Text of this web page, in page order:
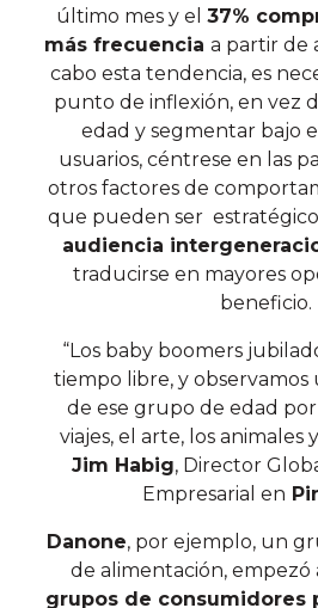
último mes y el 37%
más frecuencia a partir de
cabo esta tendencia, es
punto de inflexión, en vez
edad y segmentar bajo
usuarios, céntrese en las
otros factores de
que pueden ser
audiencia
traducirse en mayores
beneficio.
“Los baby boomers
tiempo libre, y observamos
de ese grupo de edad
viajes, el arte, los animales
Jim Habig, Director
Empresarial en
Danone, por ejemplo, un
de alimentación, empezó
grupos de consumidores